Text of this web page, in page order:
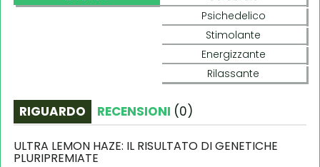
Psichedelico
Stimolante
Energizzante
Rilassante
RIGUARDO RECENSIONI (0)
ULTRA LEMON HAZE: IL RISULTATO DI GENETICHE
PLURIPREMIATE